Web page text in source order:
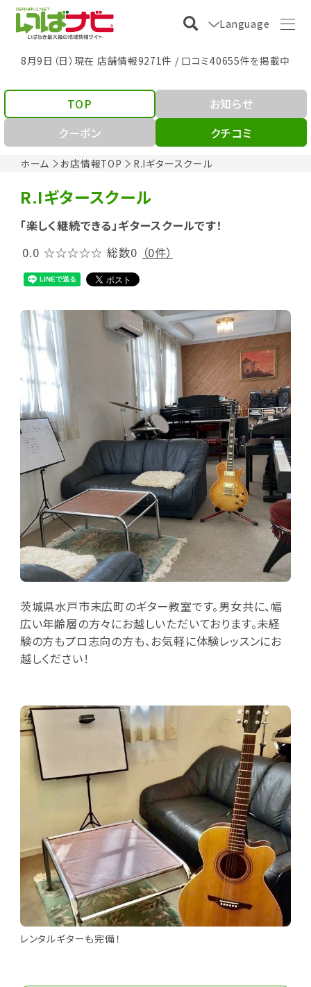
Language
8月9日（日）現在 店舗情報9271件 / 口コミ40655件を掲載中
ホーム お店情報TOP R.Iギタースクール
TOP
お知らせ
クーポン
クチコミ
R.Iギタースクール
「楽しく継続できる」ギタースクールです！
0.0 ☆☆☆☆☆ 総数0 （0件）
茨城県水戸市末広町のギター教室です。男女共に、幅
広い年齢層の方々にお越しいただいております。未経
験の方もプロ志向の方も、お気軽に体験レッスンにお
越しください！
レンタルギターも完備！